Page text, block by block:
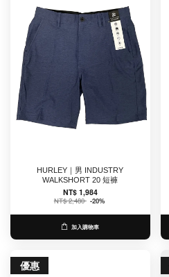
HURLEY｜男 INDUSTRY
WALKSHORT 20 短褲
NT$ 1,984
NT$ 2,480 -20%
加入購物車
優惠